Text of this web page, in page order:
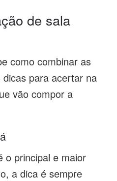
de sala
como combinar as
para acertar na
vão compor a
o principal e maior
a dica é sempre